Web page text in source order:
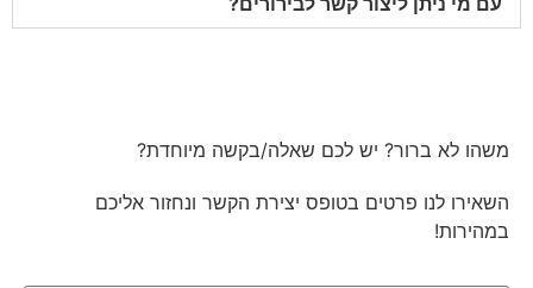
משהו לא ברור? יש לכם שאלה/בקשה מיוחדת?
השאירו לנו פרטים בטופס יצירת הקשר ונחזור אליכם
במהירות!